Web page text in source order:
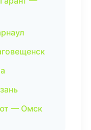
— Омск